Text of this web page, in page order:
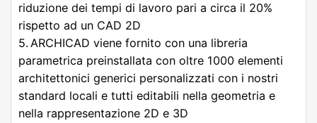
riduzione dei tempi di lavoro pari a circa il 20%
rispetto ad un CAD 2D
ARCHICAD viene fornito con una libreria
parametrica preinstallata con oltre 1000 elementi
architettonici generici personalizzati con i nostri
standard locali e tutti editabili nella geometria e
nella rappresentazione 2D e 3D